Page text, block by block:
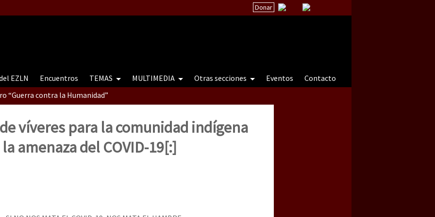
Donar
EZLN Encuentros TEMAS MULTIMEDIA Otras secciones Eventos
Contacto
“Guerra contra la Humanidad”
“Guerra contra a Humanidade”(As populações e a natureza e a natureza sob cerco)
contra a Humanidade” (As populações e a natureza sob cerco)
víveres para la comunidad indígena
amenaza del COVID-19[:]